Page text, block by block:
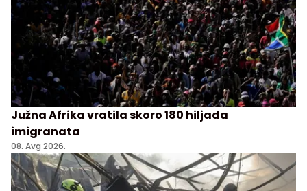
Južna Afrika vratila skoro 180 hiljada
imigranata
08. Avg 2026.